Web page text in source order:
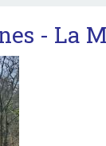
- La